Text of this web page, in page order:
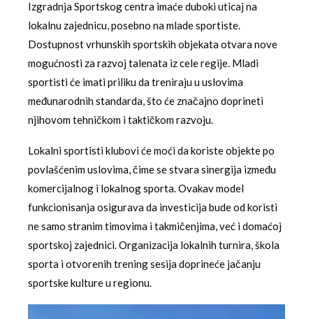
Izgradnja Sportskog centra imaće duboki uticaj na
lokalnu zajednicu, posebno na mlade sportiste.
Dostupnost vrhunskih sportskih objekata otvara nove
mogućnosti za razvoj talenata iz cele regije. Mladi
sportisti će imati priliku da treniraju u uslovima
međunarodnih standarda, što će značajno doprineti
njihovom tehničkom i taktičkom razvoju.
Lokalni sportisti klubovi će moći da koriste objekte po
povlašćenim uslovima, čime se stvara sinergija između
komercijalnog i lokalnog sporta. Ovakav model
funkcionisanja osigurava da investicija bude od koristi
ne samo stranim timovima i takmičenjima, već i domaćoj
sportskoj zajednici. Organizacija lokalnih turnira, škola
sporta i otvorenih trening sesija doprineće jačanju
sportske kulture u regionu.